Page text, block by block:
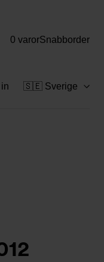
0 varorSnabborder
in 🇸🇪 Sverige